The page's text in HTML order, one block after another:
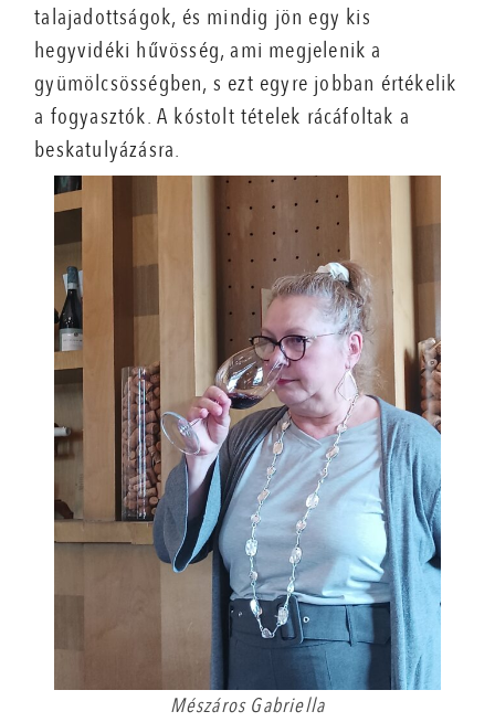
talajadottságok, és mindig jön egy kis
hegyvidéki hűvösség, ami megjelenik a
gyümölcsösségben, s ezt egyre jobban értékelik
a fogyasztók. A kóstolt tételek rácáfoltak a
beskatulyázásra.
Mészáros Gabriella